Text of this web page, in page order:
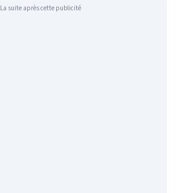
La suite après cette publicité